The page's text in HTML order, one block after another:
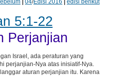
|04/Edisi 2016 |edisi berikut
5:1-22
Perjanjian
Israel, ada peraturan yang
perjanjian-Nya atas inisiatif-Nya.
aturan perjanjian itu. Karena